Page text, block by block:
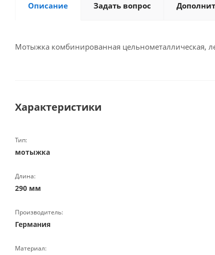
Описание Задать вопрос
Мотыжка комбинированная цельнометаллическая,
Характеристики
Тип:
мотыжка
Длина:
290 мм
Производитель:
Германия
Материал: